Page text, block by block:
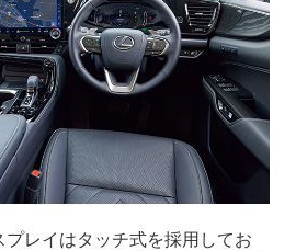
レイはタッチ式を採用してお